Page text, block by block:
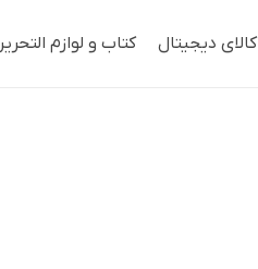
کالای دیجیتال کتاب و لوازم التحریر